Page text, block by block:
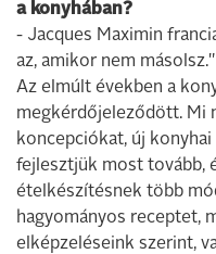
a konyhában?
- Jacques Maximin
az, amikor nem
Az elmúlt években a
megkérdőjeleződött. Mi
koncepciókat, új
fejlesztjük most tovább,
ételkészítésnek több
hagyományos receptet,
elképzeléseink szerint,